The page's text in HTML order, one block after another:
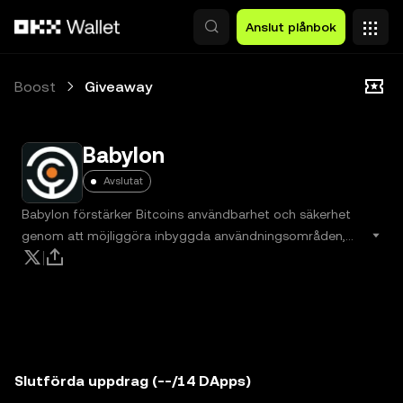
Anslut plånbok
Boost Giveaway
Babylon
Avslutat
Babylon förstärker Bitcoins användbarhet och säkerhet
genom att möjliggöra inbyggda användningsområden,
med början i Bitcoin-staking.
Slutförda uppdrag (--/14 DApps)